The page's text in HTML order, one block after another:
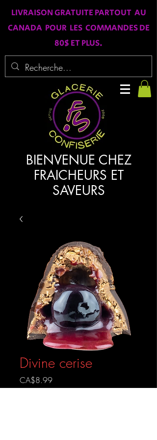
LIVRAISON GRATUITE PARTOUT AU
CANADA POUR LES COMMANDES DE
80$ ET PLUS.
BIENVENUE CHEZ
FRAICHEURS ET
SAVEURS
Divine cerise
CA$8.99Prix